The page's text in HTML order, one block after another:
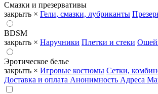
Смазки и презервативы
закрыть × Гели, смазки, лубриканты
BDSM
закрыть × Наручники Плетки и стеки
Эротическое белье
закрыть × Игровые костюмы Сетки,
Доставка и оплата Анонимность Адреса